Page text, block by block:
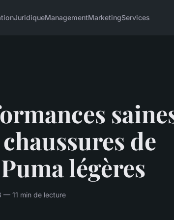
JuridiqueManagementMarketingServices
de
légères
11 min de lecture